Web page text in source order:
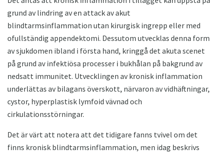
grund av lindring av en attack av akut
blindtarmsinflammation utan kirurgisk ingrepp eller med
ofullständig appendektomi. Dessutom utvecklas denna form
av sjukdomen ibland i första hand, kringgå det akuta scenet
på grund av infektiösa processer i bukhålan på bakgrund av
nedsatt immunitet. Utvecklingen av kronisk inflammation
underlättas av bilagans överskott, närvaron av vidhäftningar,
cystor, hyperplastisk lymfoid vävnad och
cirkulationsstörningar.
Det är värt att notera att det tidigare fanns tvivel om det
finns kronisk blindtarmsinflammation, men idag beskrivs